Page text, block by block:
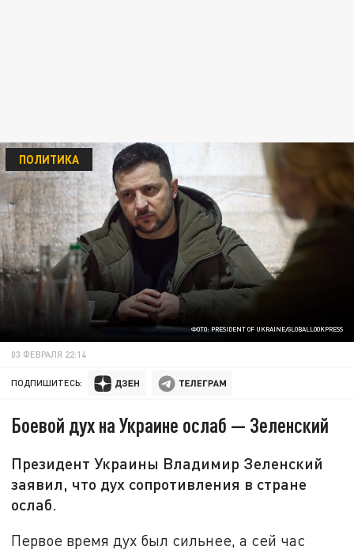
ФОТО: PRESIDENT OF UKRAINE/GLOBALLOOKPRESS
ПОЛИТИКА
03 ФЕВРАЛЯ 22:14
ПОДПИШИТЕСЬ:
Боевой дух на Украине ослаб — Зеленский
Президент Украины Владимир Зеленский
заявил, что дух сопротивления в стране
ослаб.
Первое время дух был сильнее, а сей час